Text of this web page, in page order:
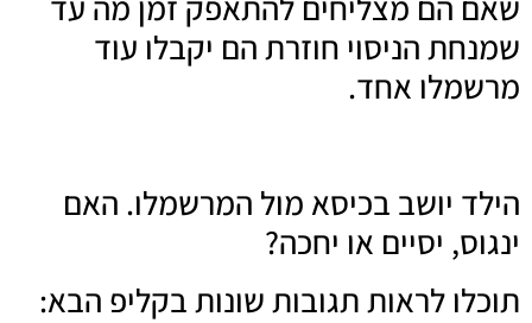
שמנחת הניסוי חוזרת הם יקבלו עוד
מרשמלו אחד.
הילד יושב בכיסא מול המרשמלו. האם
ינגוס, יסיים או יחכה?
תוכלו לראות תגובות שונות בקליפ הבא: